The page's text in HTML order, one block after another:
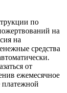
по
на
на
средства
от
ежемесячное
платежной